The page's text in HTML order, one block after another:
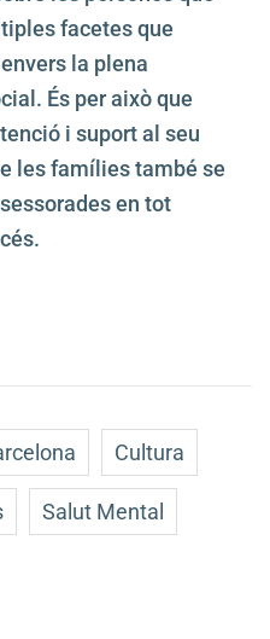
facetes que
la plena
És per això que
i suport al seu
les famílies també se
en tot
Cultura
Salut Mental